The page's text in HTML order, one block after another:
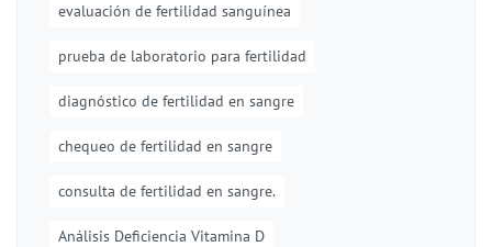
evaluación de fertilidad sanguínea
prueba de laboratorio para fertilidad
diagnóstico de fertilidad en sangre
chequeo de fertilidad en sangre
consulta de fertilidad en sangre.
Análisis Deficiencia Vitamina D